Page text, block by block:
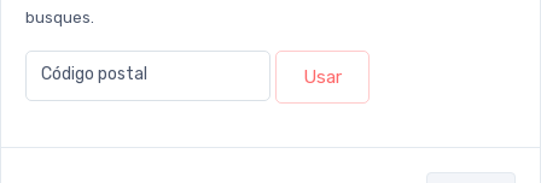
busques.
Código postal Usar